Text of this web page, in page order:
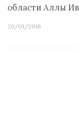
области Аллы
20/01/2016